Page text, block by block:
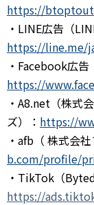
https://
・LINE広告（
https://line.me/
・Facebook広
https://
・A8.net（株式
ズ）： https://
・afb（ 株式会
b.com/profile/
・TikTok（
https://